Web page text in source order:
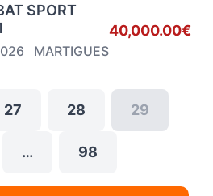
SPORT
MARTIGUES
40,000.00€
27 28 29
… 98